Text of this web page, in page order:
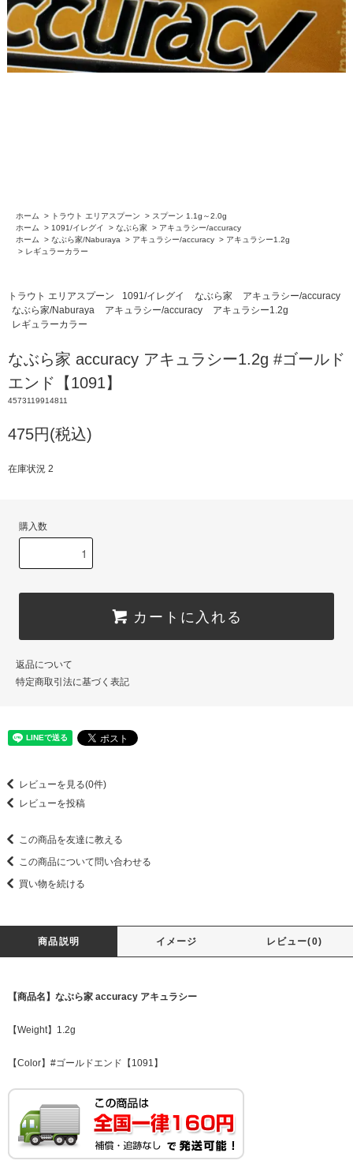
ホーム > トラウト エリアスプーン > スプーン 1.1g～2.0g
ホーム
> 1091/イレグイ > なぶら家 > アキュラシー/accuracy
ホーム
> なぶら家/Naburaya > アキュラシー/accuracy > アキュラシー1.2g
> レギュラーカラー
トラウト エリアスプーン 1091/イレグイ なぶら家
アキュラシー/accuracy
なぶら家/Naburaya
アキュラシー/accuracy
アキュラシー1.2g
レギュラーカラー
なぶら家 accuracy アキュラシー1.2g #ゴールド
エンド【1091】
4573119914811
475円(税込)
在庫状況 2
購入数
カートに入れる
返品について
特定商取引法に基づく表記
レビューを見る(0件)
レビューを投稿
この商品を友達に教える
この商品について問い合わせる
買い物を続ける
商品説明 イメージ レビュー(0)
【商品名】なぶら家 accuracy アキュラシー
【Weight】1.2g
【Color】#ゴールドエンド【1091】